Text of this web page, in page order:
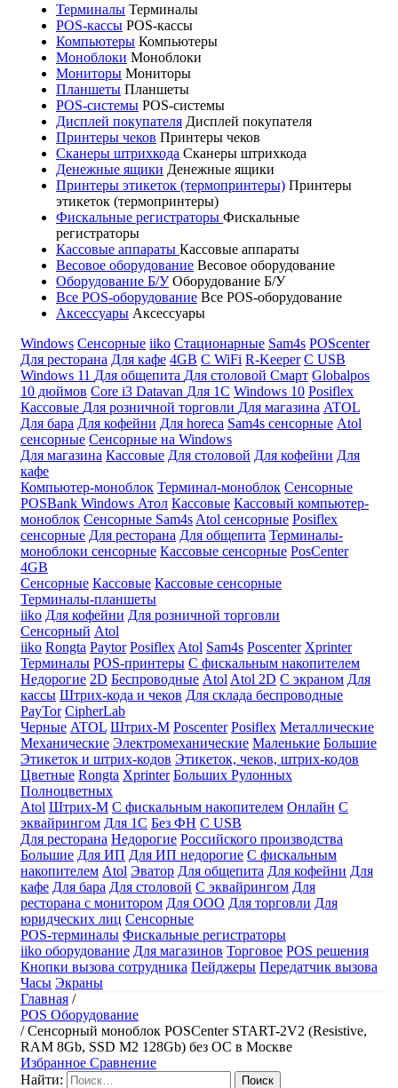
Терминалы Терминалы
POS-кассы POS-кассы
Компьютеры Компьютеры
Моноблоки Моноблоки
Мониторы Мониторы
Планшеты Планшеты
POS-системы POS-системы
Дисплей покупателя Дисплей покупателя
Принтеры чеков Принтеры чеков
Сканеры штрихкода Сканеры штрихкода
Денежные ящики Денежные ящики
Принтеры этикеток (термопринтеры) Принтеры
этикеток (термопринтеры)
Фискальные регистраторы Фискальные
регистраторы
Кассовые аппараты Кассовые аппараты
Весовое оборудование Весовое оборудование
Оборудование Б/У Оборудование Б/У
Все POS-оборудование Все POS-оборудование
Аксессуары Аксессуары
Windows Сенсорные iiko Стационарные Sam4s POScenter
Для ресторана Для кафе 4GB С WiFi R-Keeper С USB
Windows 11 Для общепита Для столовой Смарт Globalpos
10 дюймов Core i3 Datavan Для 1С Windows 10 Posiflex
Кассовые Для розничной торговли Для магазина ATOL
Для бара Для кофейни Для horeca Sam4s сенсорные Atol
сенсорные Сенсорные на Windows
Для магазина Кассовые Для столовой Для кофейни Для
кафе
Компьютер-моноблок Терминал-моноблок Сенсорные
POSBank Windows Атол Кассовые Кассовый компьютер-
моноблок Сенсорные Sam4s Atol сенсорные Posiflex
сенсорные Для ресторана Для общепита Терминалы-
моноблоки сенсорные Кассовые сенсорные PosCenter
4GB
Сенсорные Кассовые Кассовые сенсорные
Терминалы-планшеты
iiko Для кофейни Для розничной торговли
Сенсорный Atol
iiko Rongta Paytor Posiflex Atol Sam4s Poscenter Xprinter
Терминалы POS-принтеры С фискальным накопителем
Недорогие 2D Беспроводные Atol Atol 2D С экраном Для
кассы Штрих-кода и чеков Для склада беспроводные
PayTor CipherLab
Черные ATOL Штрих-М Poscenter Posiflex Металлические
Механические Электромеханические Маленькие Большие
Этикеток и штрих-кодов Этикеток, чеков, штрих-кодов
Цветные Rongta Xprinter Больших Рулонных
Полноцветных
Atol Штрих-М С фискальным накопителем Онлайн С
эквайрингом Для 1С Без ФН С USB
Для ресторана Недорогие Российского производства
Большие Для ИП Для ИП недорогие С фискальным
накопителем Atol Эватор Для общепита Для кофейни Для
кафе Для бара Для столовой С эквайрингом Для
ресторана с монитором Для ООО Для торговли Для
юридческих лиц Сенсорные
POS-терминалы Фискальные регистраторы
iiko оборудование Для магазинов Торговое POS решения
Кнопки вызова сотрудника Пейджеры Передатчик вызова
Часы Экраны
Главная /
POS Оборудование
/Сенсорный моноблок POSCenter START-2V2 (Resistive,
RAM 8Gb, SSD M2 128Gb) без ОС в Москве
Избранное Сравнение
Найти: